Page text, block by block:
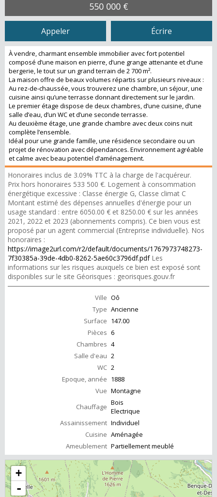
550 000 €
Appeler Écrire
À vendre, charmant ensemble immobilier avec fort potentiel
composé d’une maison en pierre, d’une grange attenante et d’une
bergerie, le tout sur un grand terrain de 2 700 m².
La maison offre de beaux volumes répartis sur plusieurs niveaux :
Au rez-de-chaussée, vous trouverez une chambre, un séjour, une
cuisine ainsi qu’une terrasse donnant directement sur le jardin.
Le premier étage dispose de deux chambres, d’une cuisine, d’une
salle d’eau, d’un WC et d’une seconde terrasse.
Au deuxième étage, une grande chambre avec deux coins nuit
complète l’ensemble.
Idéal pour une grande famille, une résidence secondaire ou un
projet de rénovation avec dépendances. Environnement agréable
et calme avec beau potentiel d’aménagement.
Honoraires inclus de 3.09% TTC à la charge de l'acquéreur.
Prix hors honoraires 533 500 €. Logement à consommation
énergétique excessive : Classe énergie G, Classe climat C
Montant estimé des dépenses annuelles d'énergie pour un
usage standard : entre 6050.00 € et 8250.00 € sur les années
2021, 2022 et 2023 (abonnements compris). Ce bien vous est
proposé par un agent commercial (Entreprise individuelle). Nos
honoraires :
https://image2url.com/r2/default/documents/1767973748273-
7f30385a-39de-4db0-8262-5ae60c3796df.pdfLes
informations sur les risques auxquels ce bien est exposé sont
disponibles sur le site Géorisques : georisques.gouv.fr
Ville Oô
Type Ancienne
Surface 147.00
Pièces 6
Chambres 4
Salle d'eau 2
WC 2
Epoque, année 1888
Vue Montagne
Chauffage Bois
Electrique
Assainissement Individuel
Cuisine Aménagée
Ameublement Partiellement meublé
+
-